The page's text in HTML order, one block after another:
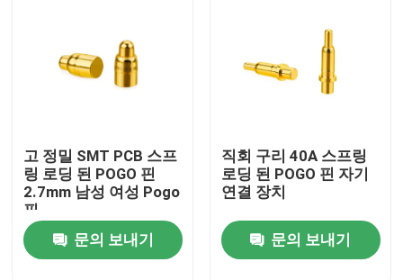
고 정밀 SMT PCB 스프
링 로딩 된 POGO 핀
2.7mm 남성 여성 Pogo
핀
문의 보내기
직회 구리 40A 스프링
로딩 된 POGO 핀 자기
연결 장치
문의 보내기